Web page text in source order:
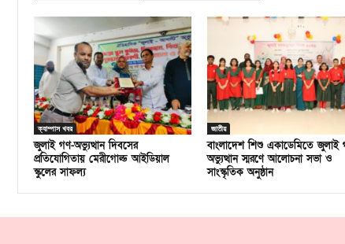
ক্যাম্পাস খবর
জুলাই গণ-অভ্যুত্থান দিবসের
প্রতিযোগিতায় মেরীগোল্ড আইডিয়াল
স্কুলের সাফল্য
জাতীয়
বাংলাদেশ শিশু একাডেমিতে জুলাই
অভ্যুত্থান স্মরণে আলোচনা সভা ও
সাংস্কৃতিক অনুষ্ঠান